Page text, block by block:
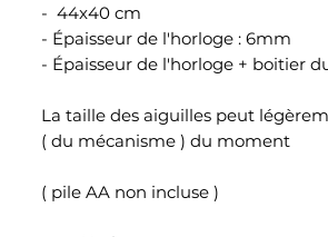
- 44x40 cm
- Épaisseur de l'horloge : 6mm
- Épaisseur de l'horloge + boitier
La taille des aiguilles peut
( du mécanisme ) du moment
( pile AA non incluse )